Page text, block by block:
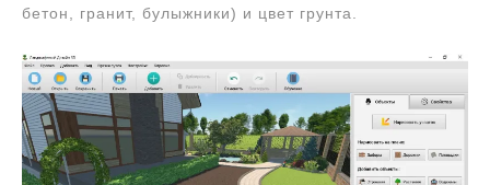
бетон, гранит, булыжники) и цвет грунта.